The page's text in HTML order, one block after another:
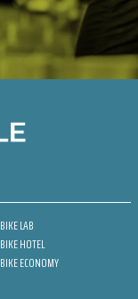
BIKE LAB
BIKE HOTEL
BIKE ECONOMY